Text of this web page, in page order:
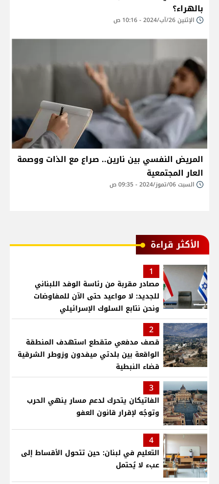
بالهراء؟
الإثنين 26/آب/2024 - 10:16 ص
المريض النفسي بين نارين.. صراع مع الذات ووصمة
العار المجتمعية
السبت 06/تموز/2024 - 09:35 ص
الأكثر قراءة
1
مصادر مقربة من رئاسة الوفد اللبناني
للجديد: لا مواعيد حتى الآن للمفاوضات
ونحن نتابع السلوك الإسرائيلي
2
قصف مدفعي متقطع استهدف المنطقة
الواقعة بين بلدتي ميفدون وزوطر الشرقية
قضاء النبطية
3
الفاتيكان يتحرك لدعم مسار ينهي الحرب
وتوجُه لإقرار قانون العفو
4
التعليم في لبنان: حين تتحول الأقساط إلى
عبء لا يُحتمل